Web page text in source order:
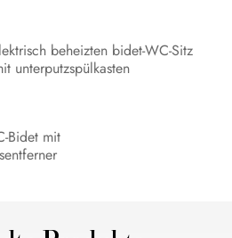
beheizten bidet-WC-Sitz
unterputzspülkasten
Bidet mit